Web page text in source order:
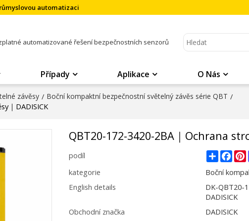
automatizaci
automatizované řešení bezpečnostních senzorů
Případy Aplikace O Nás
závěsy / Boční kompaktní bezpečnostní světelný závěs série QBT /
｜DADISICK
QBT20-172-3420-2BA｜Ochrana
podíl Share
kategorie
Boční
English details
DK-QBT20-
DADISICK
Obchodní značka
DADISICK